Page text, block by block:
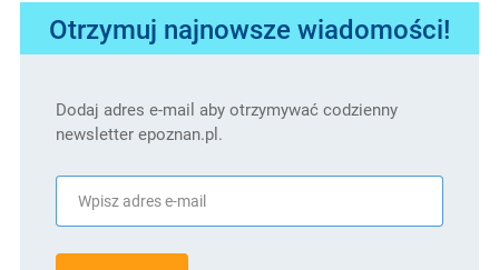
Otrzymuj najnowsze wiadomości!
Dodaj adres e-mail aby otrzymywać codzienny
newsletter epoznan.pl.